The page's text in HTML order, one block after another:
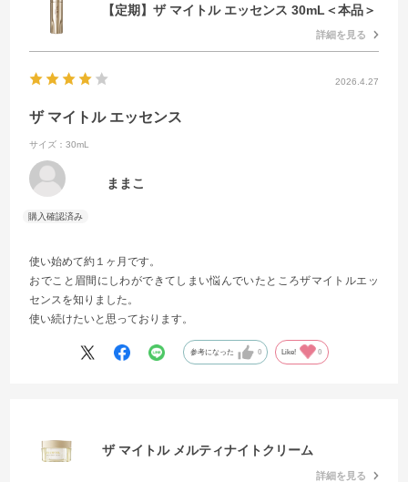
【定期】ザ マイトル エッセンス 30mL＜本品＞
詳細を見る
2026.4.27
ザ マイトル エッセンス
サイズ：30mL
ままこ
使い始めて約１ヶ月です。
おでこと眉間にしわができてしまい悩んでいたところザマイトルエッ
センスを知りました。
使い続けたいと思っております。
参考になった 0 Like! 0
ザ マイトル メルティナイトクリーム
詳細を見る